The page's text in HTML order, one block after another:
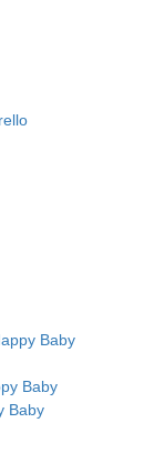
Baby
Baby
Baby